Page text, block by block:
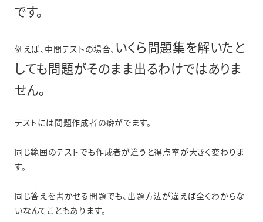
です。
例えば、中間テストの場合、 いくら問題集を解いたと
しても問題がそのまま出るわけではありま
せん。
テストには問題作成者の癖がでます。
同じ範囲のテストでも作成者が違うと得点率が大きく変わりま
す。
同じ答えを書かせる問題でも、出題方法が違えば全くわからな
いなんてこともあります。